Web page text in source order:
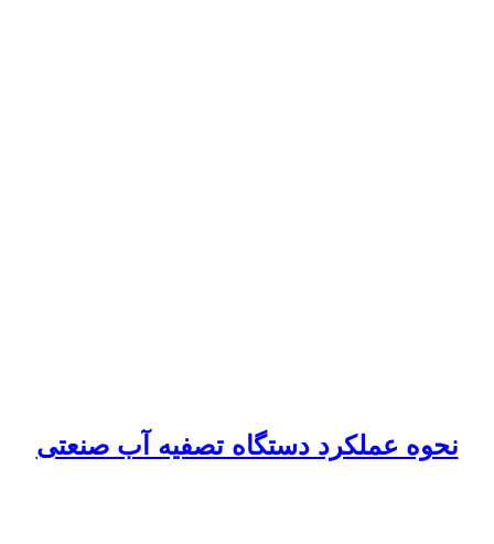
نحوه عملکرد دستگاه تصفیه آب صنعتی